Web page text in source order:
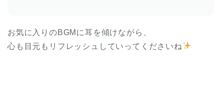
お気に入りのBGMに耳を傾けながら、
心も目元もリフレッシュしていってくださいね